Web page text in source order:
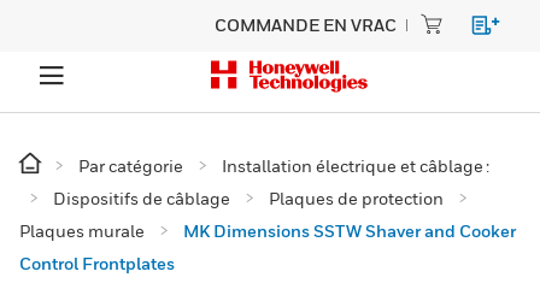
COMMANDE EN VRAC
Par catégorie
Installation électrique et câblage :
Dispositifs de câblage
Plaques de protection
Plaques murale
MK Dimensions SSTW Shaver and Cooker
Control Frontplates